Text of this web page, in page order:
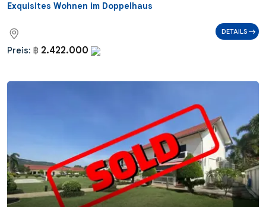
Exquisites Wohnen im Doppelhaus
Preis: ฿ 2.422.000
DETAILS